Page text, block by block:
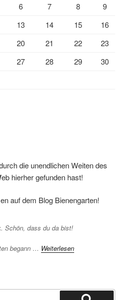
6 7 8
9
13 14 15
16
20 21 22
23
27 28 29
30
die unendlichen Weiten des
eb hierher gefunden hast!
auf dem Blog Bienengarten!
Schön, dass du da bist!
begann … Weiterlesen